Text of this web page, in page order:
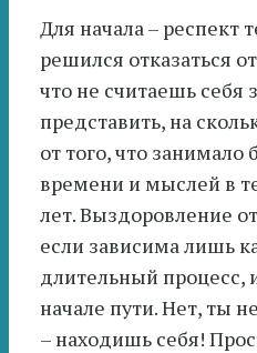
Для начала – респект
решился отказаться
что не считаешь
представить, на
от того, что занимало
времени и мыслей в
лет. Выздоровление
если зависима лишь
длительный процесс,
начале пути. Нет, ты
– находишь себя!